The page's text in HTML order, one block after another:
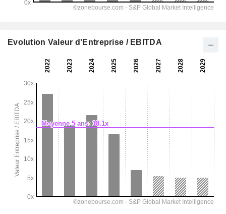
Evolution Valeur d'Entreprise / EBITDA